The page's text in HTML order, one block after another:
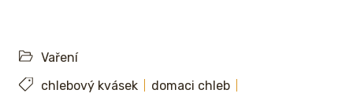
Vaření
chlebový kvásek
domaci chleb